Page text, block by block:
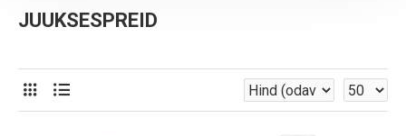
JUUKSESPREID